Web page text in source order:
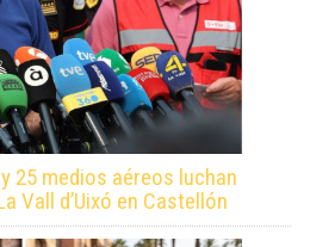
25 medios aéreos luchan
Vall d’Uixó en Castellón